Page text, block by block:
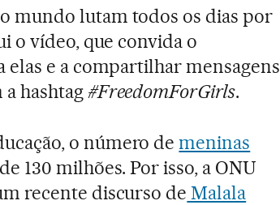
mundo lutam todos os dias por
o vídeo, que convida o
elas e a compartilhar mensagens
a hashtag#FreedomForGirls.
o número demeninas
130 milhões. Por isso, a ONU
recente discurso de Malala